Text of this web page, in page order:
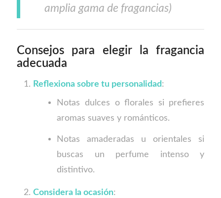
amplia gama de fragancias)
Consejos para elegir la fragancia
adecuada
Reflexiona sobre tu personalidad:
Notas dulces o florales si prefieres
aromas suaves y románticos.
Notas amaderadas u orientales si
buscas un perfume intenso y
distintivo.
Considera la ocasión: